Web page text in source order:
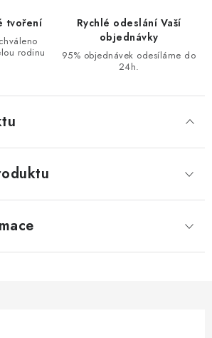
tvoření
rodinu
Rychlé odeslání Vaší
objednávky
95% objednávek odesíláme do
24h.